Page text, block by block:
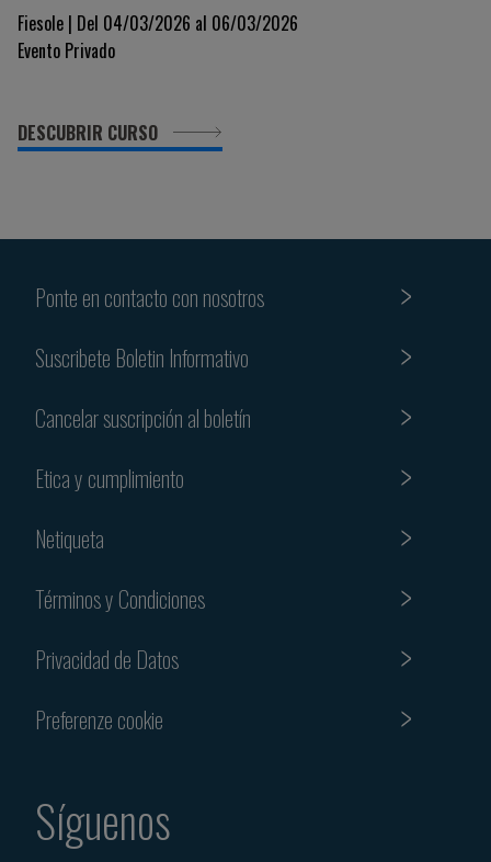
Innovazione e Governance per un Sistema
Sostenibile
Fiesole | Del 04/03/2026 al 06/03/2026
Evento Privado
DESCUBRIR CURSO
Ponte en contacto con nosotros
Suscribete Boletin Informativo
Cancelar suscripción al boletín
Etica y cumplimiento
Netiqueta
Términos y Condiciones
Privacidad de Datos
Preferenze cookie
Síguenos